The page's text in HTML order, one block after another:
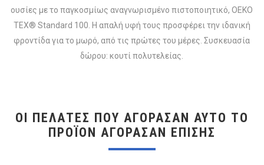
ουσίες με το παγκοσμίως αναγνωρισμένο πιστοποιητικό, OEKO
TEX® Standard 100. Η απαλή υφή τους προσφέρει την ιδανική
φροντίδα για το μωρό, από τις πρώτες του μέρες. Συσκευασία
δώρου: κουτί πολυτελείας.
ΟΙ ΠΕΛΆΤΕΣ ΠΟΥ ΑΓΌΡΑΣΑΝ ΑΥΤΌ ΤΟ
ΠΡΟΪΌΝ ΑΓΌΡΑΣΑΝ ΕΠΊΣΗΣ